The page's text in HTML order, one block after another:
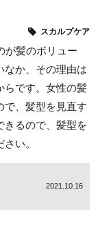
スカルプケア
が髪のボリュー
なか、その理由は
らです。女性の髪
で、髪型を見直す
きるので、髪型を
い。
2021.10.16